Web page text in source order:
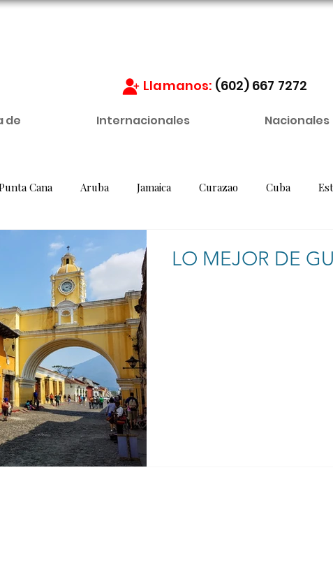
Llamanos: (602) 667 7272
de Internacionales Nacionales
Cana Aruba Jamaica Curazao Cuba
Guatemala
Cartagena San Andrés
Medio Oriente África
LO MEJOR DE